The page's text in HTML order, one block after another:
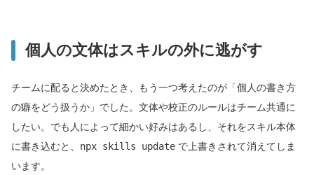
個人の文体はスキルの外に逃がす
チームに配ると決めたとき、もう一つ考えたのが「個人の書き方
の癖をどう扱うか」でした。文体や校正のルールはチーム共通に
したい。でも人によって細かい好みはあるし、それをスキル本体
に書き込むと、 npx skills update で上書きされて消えてしま
います。